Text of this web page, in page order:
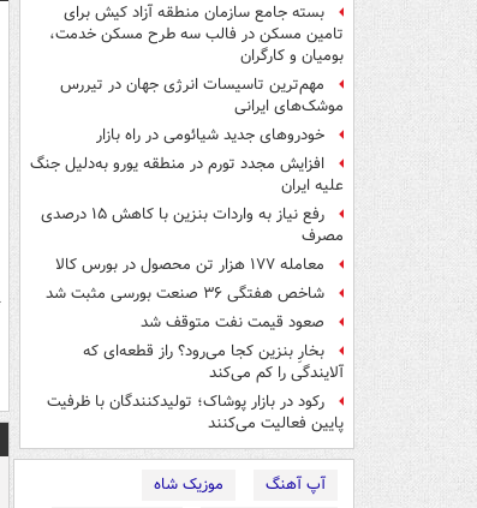
بسته جامع سازمان منطقه آزاد کیش برای
تامین مسکن در فالب سه طرح مسکن خدمت،
بومیان و کارگران
مهم‌ترین تاسیسات انرژی جهان در تیررس
موشک‌های ایرانی
خودروهای جدید شیائومی در راه بازار
افزایش مجدد تورم در منطقه یورو به‌دلیل جنگ
علیه ایران
رفع نیاز به واردات بنزین با کاهش ۱۵ درصدی
مصرف
معامله ۱۷۷ هزار تن محصول در بورس کالا
شاخص‌ هفتگی ۳۶ صنعت بورسی مثبت شد
صعود قیمت نفت متوقف شد
بخارِ بنزین کجا می‌رود؟ راز قطعه‌ای که
آلایندگی را کم می‌کند
رکود در بازار پوشاک؛ تولیدکنندگان با ظرفیت
پایین فعالیت می‌کنند
آپ آهنگ
موزیک شاه